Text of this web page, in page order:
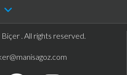
. All rights reserved.